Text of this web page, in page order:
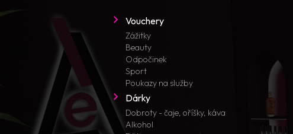
Vouchery
Zážitky
Beauty
Odpočinek
Sport
Poukazy na služby
Dárky
Dobroty - čaje, oříšky, káva
Alkohol